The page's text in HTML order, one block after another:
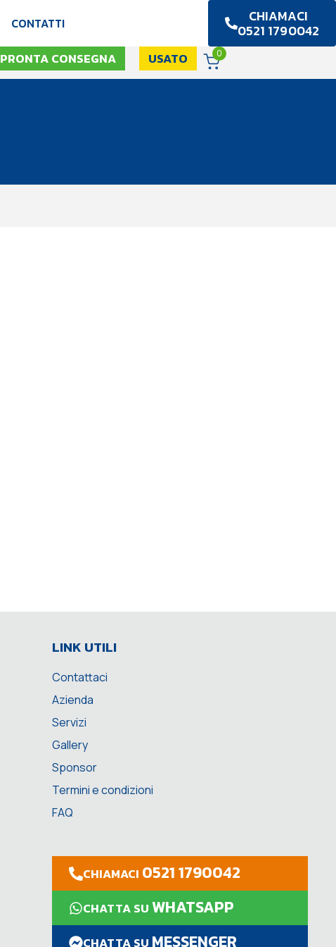
CONTATTI CHIAMACI
0521 1790042
PRONTA CONSEGNA USATO 0
LINK UTILI
Contattaci
Azienda
Servizi
Gallery
Sponsor
Termini e condizioni
FAQ
CHIAMACI 0521 1790042
CHATTA SUWHATSAPP
CHATTA SU MESSENGER